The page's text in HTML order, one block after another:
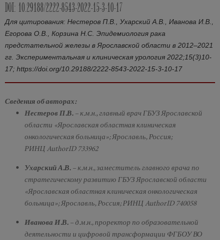
DOI: 10.29188/2222-8543-2022-15-3-10-17
Для цитирования: Нестеров П.В., Ухарский А.В., Иванова И.В.,
Егорова О.В., Корзина Н.С. Эпидемиология рака
предстательной железы в Ярославской области в 2012–2021
гг. Экспериментальная и клиническая урология 2022;15(3)10-
17; https://doi.org/10.29188/2222-8543-2022-15-3-10-17
Сведения об авторах:
Нестеров П.В. – к.м.н., главный врач ГБУЗ Ярославской
области «Ярославская областная клиническая
онкологическая больница»; Ярославль, Россия;
РИНЦ AuthorID 733962
Ухарский А.В. – к.м.н., заместитель главного врача по
стратегическому развитию ГБУЗ Ярославской области
«Ярославская областная клиническая онкологическая
больница»; Ярославль, Россия; РИНЦ AuthorID 740058
Иванова И.В. – д.м.н., проректор по образовательной
деятельности и цифровой трансформации ФГБОУ ВО